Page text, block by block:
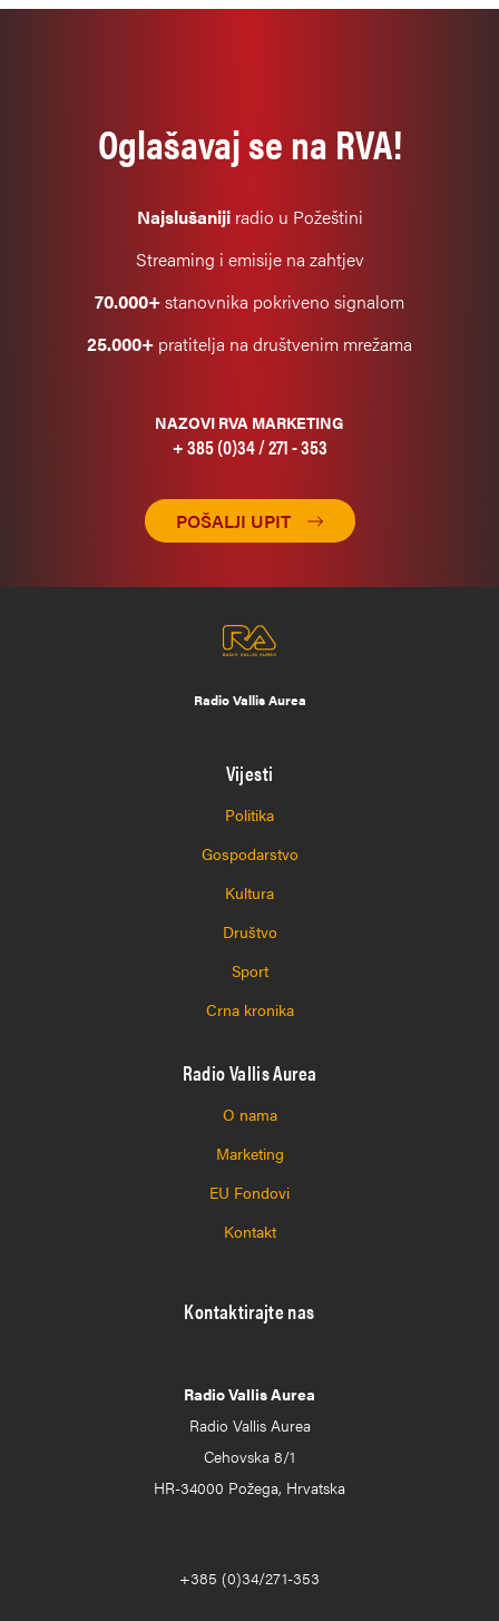
Oglašavaj se na RVA!
Najslušanijiradio u Požeštini
Streaming i emisije na zahtjev
70.000+stanovnika pokriveno signalom
25.000+ pratitelja na društvenim mrežama
NAZOVI RVA MARKETING
+ 385 (0)34 / 271 - 353
POŠALJI UPIT
Radio Vallis Aurea
Vijesti
Politika
Gospodarstvo
Kultura
Društvo
Sport
Crna kronika
Radio Vallis Aurea
O nama
Marketing
EU Fondovi
Kontakt
Kontaktirajte nas
Radio Vallis Aurea
Radio Vallis Aurea
Cehovska 8/1
HR-34000 Požega, Hrvatska
+385 (0)34/271-353